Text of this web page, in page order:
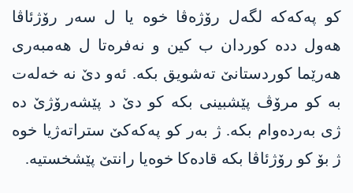
کو پەکەکە لگەل رۆژەڤا خوە یا ل سەر رۆژئاڤا
ھەول ددە کوردان ب کین و نەفرەتا ل ھەمبەری
ھەرێما کوردستانێ تەشویق بکە. ئەو دێ نە خەلەت
بە کو مرۆڤ پێشبینی بکە کو دێ د پێشەرۆژێ دە
ژی بەردەوام بکە. ژ بەر کو پەکەکێ ستراتەژیا خوە
ژ بۆ کو رۆژئاڤا بکە قادەکا خوەیا رانتێ پێشخستیە.